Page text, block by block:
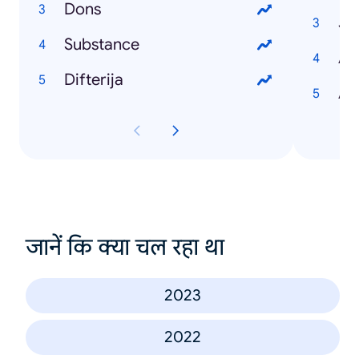
Dons
Substance
Difterija
जानें कि क्या चल रहा था
2023
2022